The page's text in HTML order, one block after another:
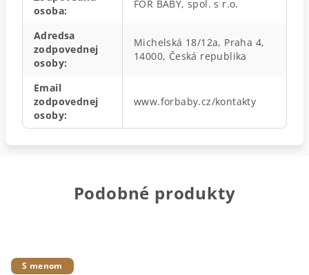
osoba:
FOR BABY, spol. s r.o.
Adredsa
zodpovednej
osoby:
Michelská 18/12a, Praha 4,
14000, Česká republika
Email
zodpovednej
osoby:
www.forbaby.cz/kontakty
Podobné produkty
S menom